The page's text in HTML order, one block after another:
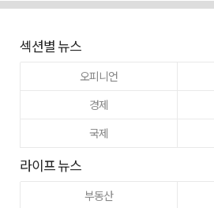
섹션별 뉴스
오피니언
경제
국제
라이프 뉴스
부동산